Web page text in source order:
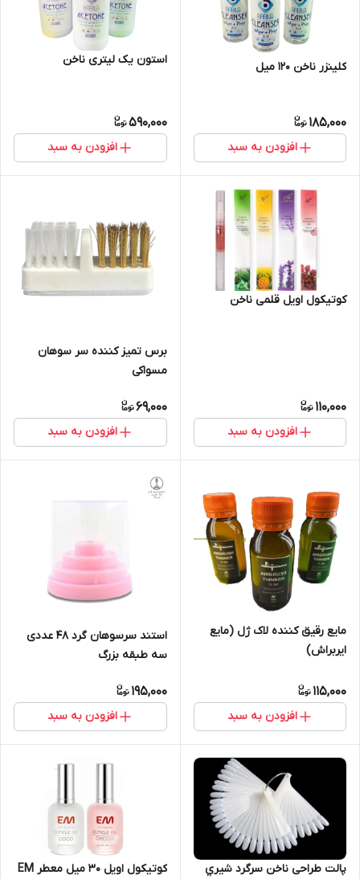
کلینزر ناخن 120 میل
185,000
افزودن به سبد
استون یک لیتری ناخن
590,000
افزودن به سبد
کوتیکول اویل قلمی ناخن
110,000
افزودن به سبد
برس تمیز کننده سر سوهان
مسواکی
69,000
افزودن به سبد
مایع رقیق کننده لاک ژل (مایع
ایربراش)
115,000
افزودن به سبد
استند سرسوهان گرد 48 عددی
سه طبقه بزرگ
195,000
افزودن به سبد
پالت طراحی ناخن سرگرد شيري کوتیکول اویل 30 میل معطر EM